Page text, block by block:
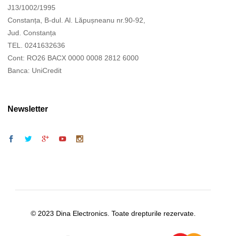
J13/1002/1995
Constanța, B-dul. Al. Lăpușneanu nr.90-92,
Jud. Constanța
TEL. 0241632636
Cont: RO26 BACX 0000 0008 2812 6000
Banca: UniCredit
Newsletter
© 2023 Dina Electronics. Toate drepturile rezervate.